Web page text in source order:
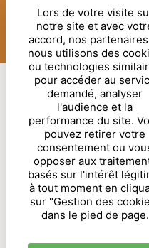
© Sublimora – 2025.
réalisation de
Lors de votre visite
notre site et avec
accord, nos
nous utilisons des
ou technologies
pour accéder au
demandé, analyser
l'audience et la
performance du site.
pouvez retirer votre
consentement ou
opposer aux
basés sur l'intérêt
à tout moment en
sur "Gestion des
dans le pied de page.